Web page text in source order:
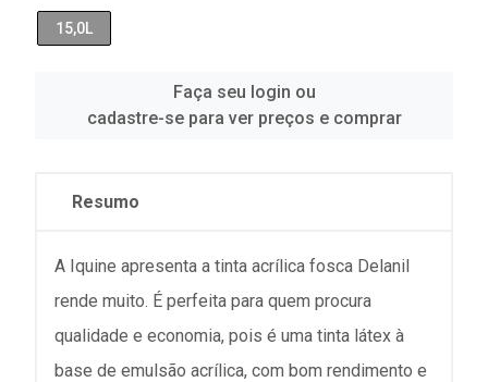
15,0L
Faça seu login ou
cadastre-se para ver preços e comprar
Resumo
A Iquine apresenta a tinta acrílica fosca Delanil
rende muito. É perfeita para quem procura
qualidade e economia, pois é uma tinta látex à
base de emulsão acrílica, com bom rendimento e